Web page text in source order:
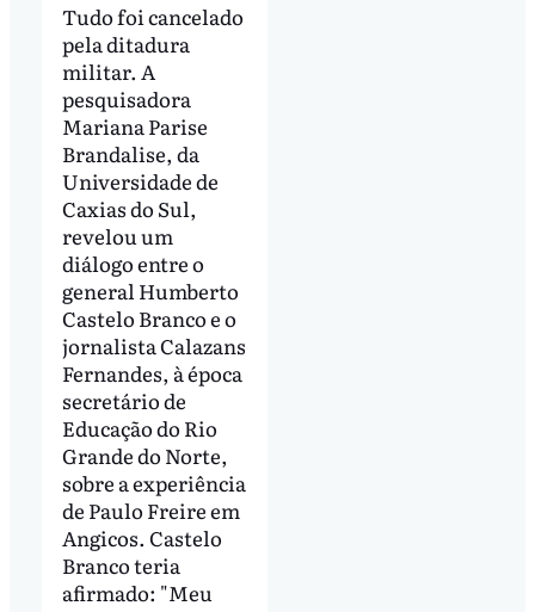
Tudo foi cancelado
pela ditadura
militar. A
pesquisadora
Mariana Parise
Brandalise, da
Universidade de
Caxias do Sul,
revelou um
diálogo entre o
general Humberto
Castelo Branco e o
jornalista Calazans
Fernandes, à época
secretário de
Educação do Rio
Grande do Norte,
sobre a experiência
de Paulo Freire em
Angicos. Castelo
Branco teria
afirmado: "Meu